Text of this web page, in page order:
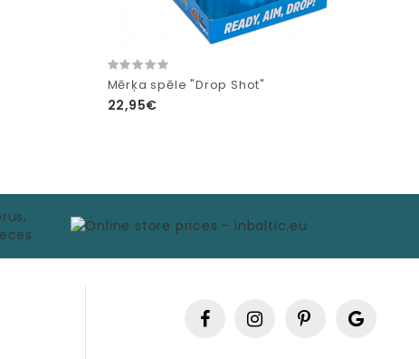
Mērķa spēle "Drop Shot"
22,95€